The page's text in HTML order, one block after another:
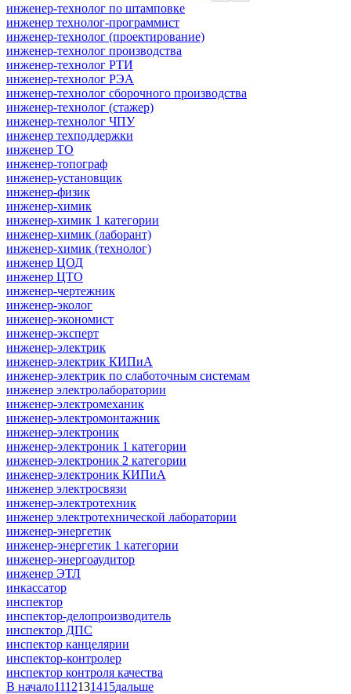
инженер-технолог по штамповке
инженер технолог-программист
инженер-технолог (проектирование)
инженер-технолог производства
инженер-технолог РТИ
инженер-технолог РЭА
инженер-технолог сборочного производства
инженер-технолог (стажер)
инженер-технолог ЧПУ
инженер техподдержки
инженер ТО
инженер-топограф
инженер-установщик
инженер-физик
инженер-химик
инженер-химик 1 категории
инженер-химик (лаборант)
инженер-химик (технолог)
инженер ЦОД
инженер ЦТО
инженер-чертежник
инженер-эколог
инженер-экономист
инженер-эксперт
инженер-электрик
инженер-электрик КИПиА
инженер-электрик по слаботочным системам
инженер электролаборатории
инженер-электромеханик
инженер-электромонтажник
инженер-электроник
инженер-электроник 1 категории
инженер-электроник 2 категории
инженер-электроник КИПиА
инженер электросвязи
инженер-электротехник
инженер электротехнической лаборатории
инженер-энергетик
инженер-энергетик 1 категории
инженер-энергоаудитор
инженер ЭТЛ
инкассатор
инспектор
инспектор-делопроизводитель
инспектор ДПС
инспектор канцелярии
инспектор-контролер
инспектор контроля качества
В начало1112131415дальше